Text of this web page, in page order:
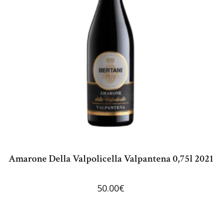
Amarone Della Valpolicella Valpantena 0,75l 2021
50.00€